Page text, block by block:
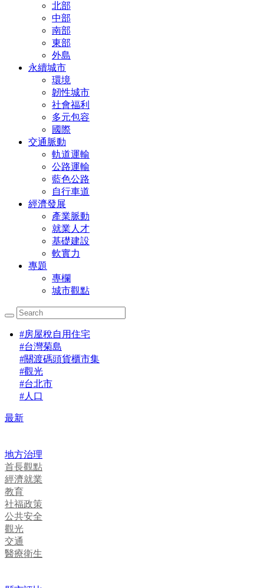
北部
中部
南部
東部
外島
永續城市
環境
韌性城市
社會福利
多元包容
國際
交通脈動
軌道運輸
公路運輸
藍色公路
自行車道
經濟發展
產業脈動
就業人才
基礎建設
軟實力
專題
專欄
城市觀點
#房屋稅自用住宅
#台灣菊島
#關渡碼頭貨櫃市集
#觀光
#台北市
#人口
最新
地方治理
首長觀點
經濟就業
教育
社福政策
公共安全
觀光
交通
醫療衛生